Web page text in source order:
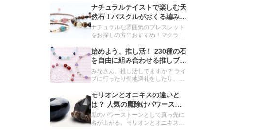
ナチュラルテイストで楽しむ天
然石！パスクルがおくる編みブ
レスレット
ナチュラルな雰囲気のブレスレット
をお探しの方におすすめ！マクラメ
ットをご紹介します。
始めよう、推し活！ 230種の石
を自由に組み合わせる推しブレ
スレット
みなさん、推し活してますか？ ライ
ブに行ったり聖地巡礼をしたり、毎
ッズ集めもその一環です。 実は、パ
スクルのオーダーメイドでも、推し
ブレスレットを簡単につくることが
できるんです。
モリオンとオニキスの違いと
は？ 人気の魔除けパワースト
ーンを深掘り
黒のパワーストーンとして真っ先に
名が上がる、モリオンとオニキス。